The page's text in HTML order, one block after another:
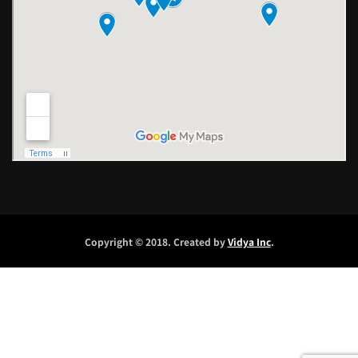
Copyright © 2018. Created byVidya Inc.